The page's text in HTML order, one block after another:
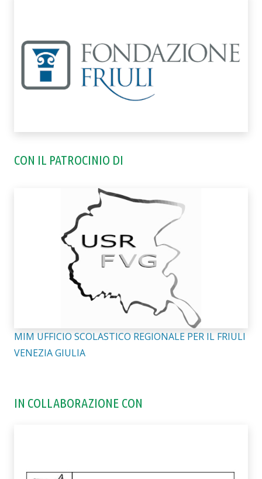
CON IL PATROCINIO DI
MIM UFFICIO SCOLASTICO REGIONALE PER IL FRIULI
VENEZIA GIULIA
IN COLLABORAZIONE CON